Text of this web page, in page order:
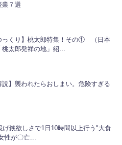
業７選
っくり】桃太郎特集！その① （日本
太郎発祥の地」紹…
説】襲われたらおしまい。危険すぎる
げ銭欲しさで1日10時間以上行う"大食
性が〇亡…